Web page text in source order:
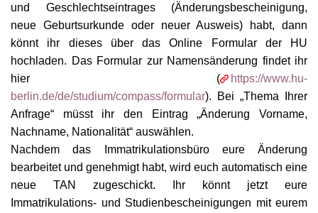
und Geschlechtseintrages (Änderungsbescheinigung,
neue Geburtsurkunde oder neuer Ausweis) habt, dann
könnt ihr dieses über das Online Formular der HU
hochladen. Das Formular zur Namensänderung findet ihr
hier (
https://www.hu-
berlin.de/de/studium/compass/formular). Bei „Thema Ihrer
Anfrage“ müsst ihr den Eintrag „Änderung Vorname,
Nachname, Nationalität“ auswählen.
Nachdem das Immatrikulationsbüro eure Änderung
bearbeitet und genehmigt habt, wird euch automatisch eine
neue TAN zugeschickt. Ihr könnt jetzt eure
mmatrikulations- und Studienbescheinigungen mit eurem